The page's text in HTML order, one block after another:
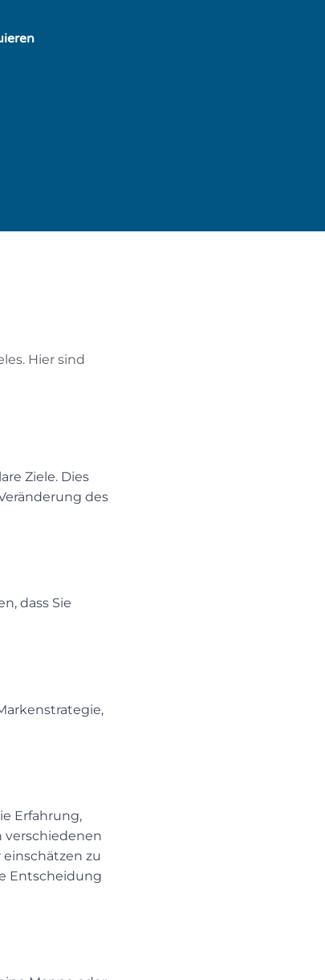
Hier sind
Ziele. Dies
des
dass Sie
Erfahrung,
verschiedenen
zu
Entscheidung